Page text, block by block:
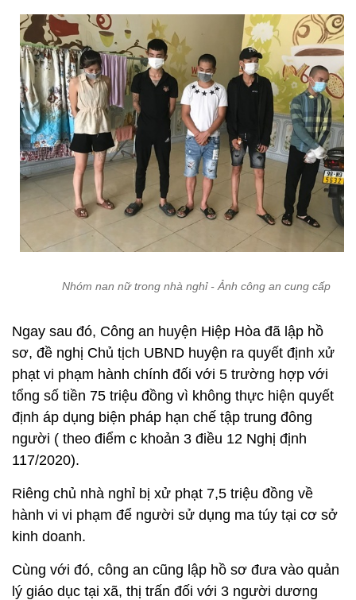
Nhóm nan nữ trong nhà nghỉ - Ảnh công an cung cấp
Ngay sau đó, Công an huyện Hiệp Hòa đã lập hồ
sơ, đề nghị Chủ tịch UBND huyện ra quyết định xử
phạt vi phạm hành chính đối với 5 trường hợp với
tổng số tiền 75 triệu đồng vì không thực hiện quyết
định áp dụng biện pháp hạn chế tập trung đông
người ( theo điểm c khoản 3 điều 12 Nghị định
117/2020).
Riêng chủ nhà nghỉ bị xử phạt 7,5 triệu đồng về
hành vi vi phạm để người sử dụng ma túy tại cơ sở
kinh doanh.
Cùng với đó, công an cũng lập hồ sơ đưa vào quản
lý giáo dục tại xã, thị trấn đối với 3 người dương